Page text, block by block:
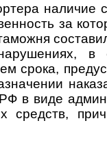
наличие
за
в
срока,
в виде
средств,